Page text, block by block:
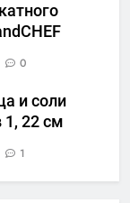
0
и соли
1, 22 см
1